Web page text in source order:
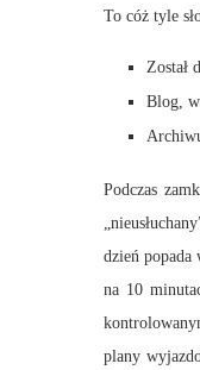
To cóż tyle
Został
Blog,
Podczas
dzień popada
na 10
plany